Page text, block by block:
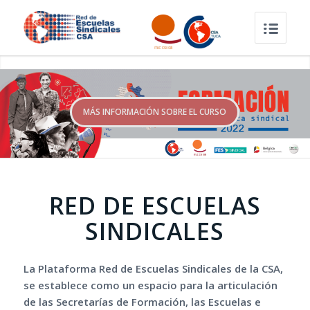
MÁS INFORMACIÓN SOBRE EL CURSO
RED DE ESCUELAS
SINDICALES
La Plataforma Red de Escuelas Sindicales de la CSA,
se establece como un espacio para la articulación
de las Secretarías de Formación, las Escuelas e